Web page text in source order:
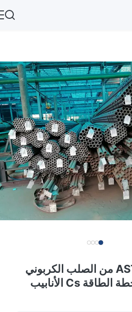
أنبوب ASTM A210 من الصلب الكربوني
غير الملحوم / محطة الطاقة Cs الأنابيب